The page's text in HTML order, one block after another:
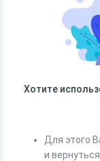
Хотите
Для этого
и